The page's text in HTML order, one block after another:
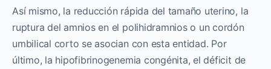
Así mismo, la reducción rápida del tamaño uterino, la
ruptura del amnios en el polihidramnios o un cordón
umbilical corto se asocian con esta entidad. Por
último, la hipofibrinogenemia congénita, el déficit de